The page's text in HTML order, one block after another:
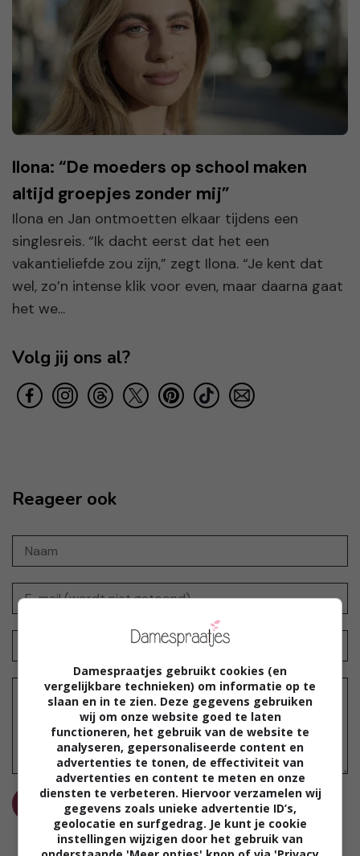
Ilona: “De moeders op school maken
altijd groepjes zonder mij”
Ilona en Jan ontmoetten elkaar tijdens een
singlesreis. “Ik dacht eerst dat het een
vakantieliefde zou zijn,” zegt Ilona. “Je kent dat
wel, zo’n intense klik voor even, maar daarna gaat
het we...
Volg jij ons al?
Reageer ook
REAGEER
Damespraatjes gebruikt cookies (en
vergelijkbare technieken) om informatie op te
slaan en in te zien. Deze gegevens gebruiken
wij om onze website goed te laten
functioneren, het gebruik van de website te
analyseren, gepersonaliseerde content en
advertenties te tonen, de effectiviteit van
advertenties en content te meten en onze
diensten te verbeteren. Hiervoor verzamelen wij
gegevens zoals unieke advertentie ID’s,
geolocatie en surfgedrag. Je kunt je cookie
instellingen wijzigen door het gebruik van